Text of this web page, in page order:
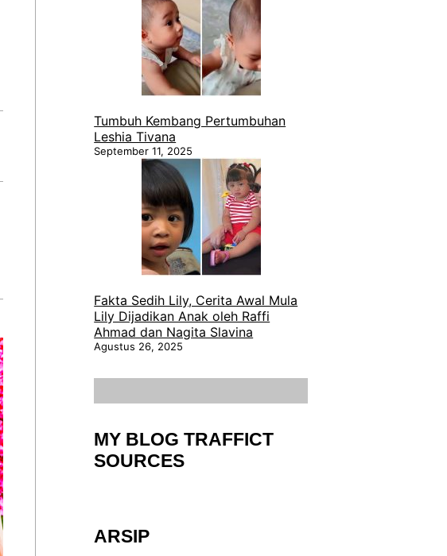
Tumbuh Kembang Pertumbuhan
Leshia Tivana
September 11, 2025
Fakta Sedih Lily, Cerita Awal Mula
Lily Dijadikan Anak oleh Raffi
Ahmad dan Nagita Slavina
Agustus 26, 2025
MY BLOG TRAFFICT
SOURCES
ARSIP